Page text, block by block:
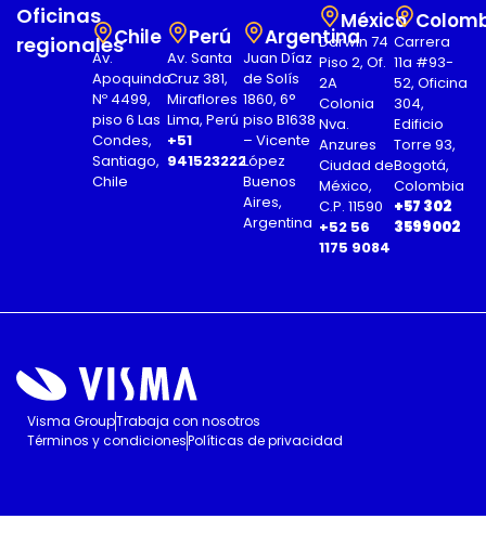
Oficinas
regionalesChile
Av.
Apoquindo
Nº 4499,
piso 6 Las
Condes,
Santiago,
Chile
Perú
Av. Santa
Cruz 381,
Miraflores
Lima, Perú
+51
941523222
Argentina
Juan Díaz
de Solís
1860, 6°
piso B1638
– Vicente
López
Buenos
Aires,
Argentina
México
Darwin 74
Piso 2, Of.
2A
Colonia
Nva.
Anzures
Ciudad de
México,
C.P. 11590
+52 56
1175 9084
Carrera
11a #93-
52, Oficina
304,
Edificio
Torre 93,
Bogotá,
Colombia
+57 302
3599002
Visma GroupTrabaja con nosotros
Términos y condicionesPolíticas de privacidad